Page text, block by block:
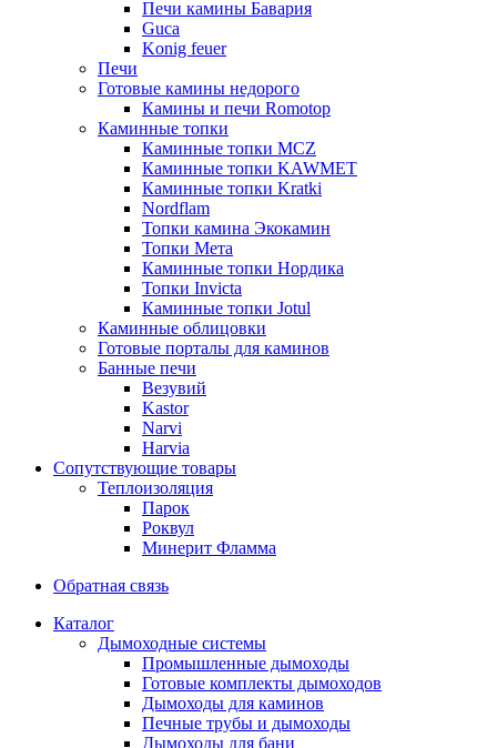
Печи камины Бавария
Guca
Konig feuer
Печи
Готовые камины недорого
Камины и печи Romotop
Каминные топки
Каминные топки MCZ
Каминные топки KAWMET
Каминные топки Kratki
Nordflam
Топки камина Экокамин
Топки Мета
Каминные топки Нордика
Топки Invicta
Каминные топки Jotul
Каминные облицовки
Готовые порталы для каминов
Банные печи
Везувий
Kastor
Narvi
Harvia
Сопутствующие товары
Теплоизоляция
Парок
Роквул
Минерит Фламма
Обратная связь
Каталог
Дымоходные системы
Промышленные дымоходы
Готовые комплекты дымоходов
Дымоходы для каминов
Печные трубы и дымоходы
Дымоходы для бани